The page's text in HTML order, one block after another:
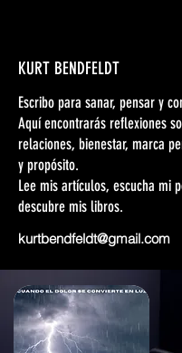
KURT BENDFELDT
Escribo para sanar, pensar y
Aquí encontrarás reflexiones
relaciones, bienestar, marca
y propósito.
Lee mis artículos, escucha mi
descubre mis libros.
kurtbendfeldt@gmail.com